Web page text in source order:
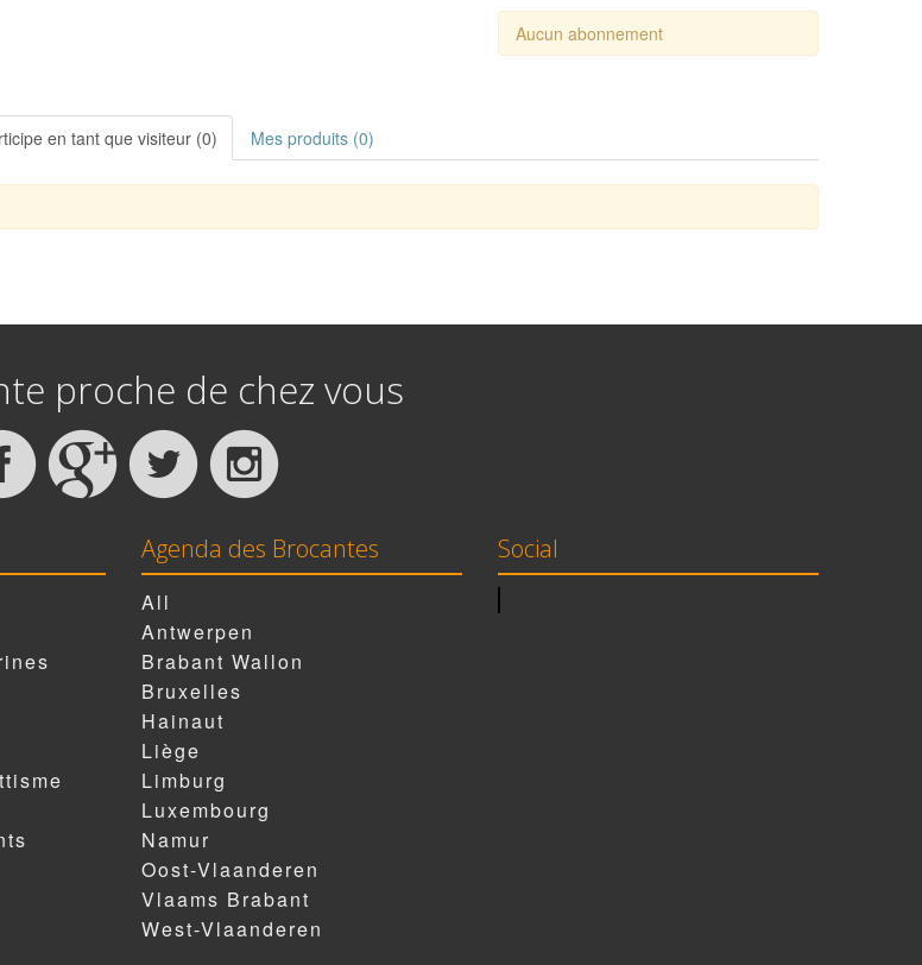
Aucun abonnement
en tant que visiteur (0) Mes produits (0)
proche de chez vous
Agenda des Brocantes
All
Antwerpen
Brabant Wallon
Bruxelles
Hainaut
Liège
Limburg
Luxembourg
Namur
Oost-Vlaanderen
Vlaams Brabant
West-Vlaanderen
Social